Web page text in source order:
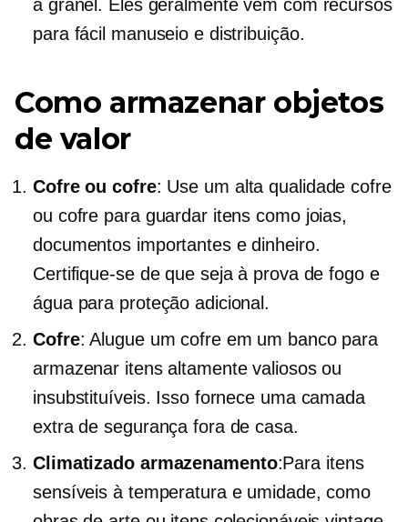
a granel. Eles geralmente vêm com recursos
para fácil manuseio e distribuição.
Como armazenar objetos
de valor
Cofre ou cofre: Use um alta qualidade cofre
ou cofre para guardar itens como joias,
documentos importantes e dinheiro.
Certifique-se de que seja à prova de fogo e
água para proteção adicional.
Cofre: Alugue um cofre em um banco para
armazenar itens altamente valiosos ou
insubstituíveis. Isso fornece uma camada
extra de segurança fora de casa.
Climatizadoarmazenamento:Para itens
sensíveis à temperatura e umidade, como